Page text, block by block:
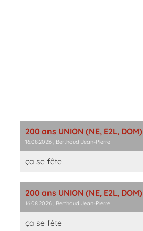
200 ans UNION (NE, E2L, DOM)
16.08.2026 , Berthoud Jean-Pierre
ça se fête
200 ans UNION (NE, E2L, DOM)
16.08.2026 , Berthoud Jean-Pierre
ça se fête